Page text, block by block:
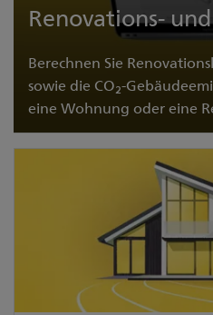
Renovations-
Berechnen Sie
sowie die CO2-
eine Wohnung oder eine
Jetzt ausprobieren